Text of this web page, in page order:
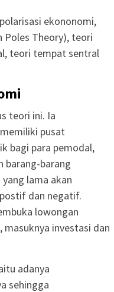
ekononomi,
Poles Theory), teori
teori tempat sentral
teori ini. Ia
pusat
bagi para pemodal,
barang-barang
lama akan
dan negatif.
lowongan
masuknya investasi dan
adanya
sehingga